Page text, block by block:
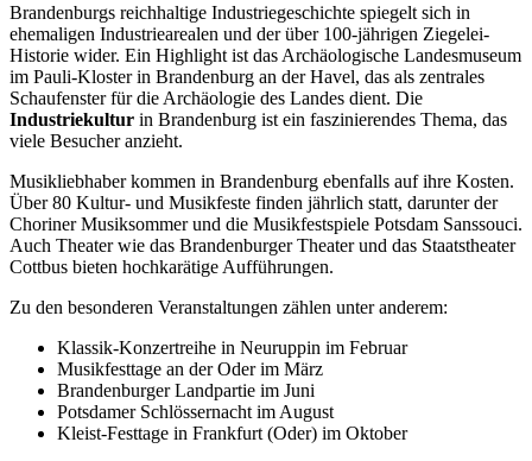
Brandenburgs reichhaltige Industriegeschichte spiegelt sich in
ehemaligen Industriearealen und der über 100-jährigen Ziegelei-
Historie wider. Ein Highlight ist das Archäologische Landesmuseum
im Pauli-Kloster in Brandenburg an der Havel, das als zentrales
Schaufenster für die Archäologie des Landes dient. Die
Industriekultur in Brandenburg ist ein faszinierendes Thema, das
viele Besucher anzieht.
Musikliebhaber kommen in Brandenburg ebenfalls auf ihre Kosten.
Über 80 Kultur- und Musikfeste finden jährlich statt, darunter der
Choriner Musiksommer und die Musikfestspiele Potsdam Sanssouci.
Auch Theater wie das Brandenburger Theater und das Staatstheater
Cottbus bieten hochkarätige Aufführungen.
Zu den besonderen Veranstaltungen zählen unter anderem:
Klassik-Konzertreihe in Neuruppin im Februar
Musikfesttage an der Oder im März
Brandenburger Landpartie im Juni
Potsdamer Schlössernacht im August
Kleist-Festtage in Frankfurt (Oder) im Oktober